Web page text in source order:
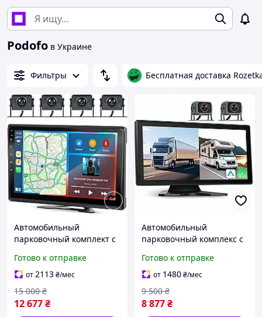
Podofo в Украине
Фильтры Бесплатная доставка
Автомобильный
парковочный комплект с
камерами заднего вида
Podofo A3554, для
грузовиков,
CarPlay/Android Auto,
Готово к отправке
от2113₴/мес
12 677₴
15 000 ₴
Автомобильный
парковочный комплекс с
монитор 10.36" дюймов с
двумя камерами заднего
вида Podofo A3680,
Android
Готово к отправке
от 1480₴/мес
8 877₴
9 500 ₴